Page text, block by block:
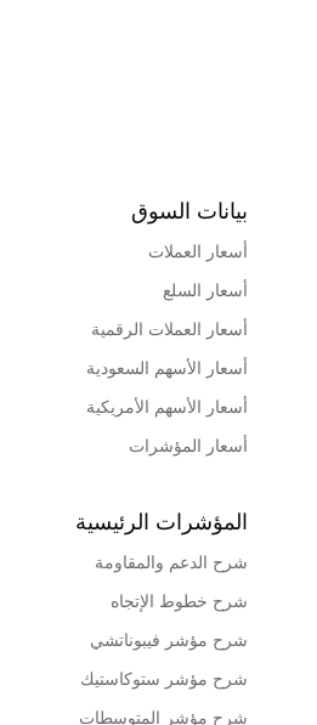
بيانات السوق
أسعار العملات
أسعار السلع
أسعار العملات الرقمية
أسعار الأسهم السعودية
أسعار الأسهم الأمريكية
أسعار المؤشرات
المؤشرات الرئيسية
شرح الدعم والمقاومة
شرح خطوط الإتجاه
شرح مؤشر فيبوناتشي
شرح مؤشر ستوكاستيك
شرح مؤشر المتوسطات